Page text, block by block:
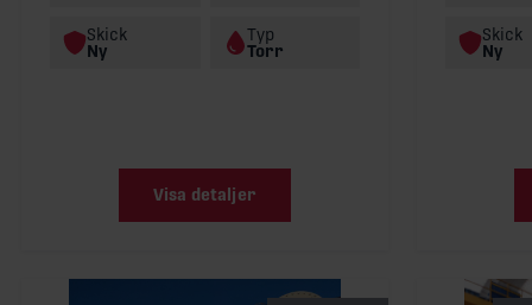
Skick
Ny
Typ
Torr
Visa detaljer
Skick
Ny